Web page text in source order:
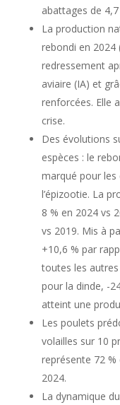
abattages de
La production
rebondi en 2024
redressement
aviaire (IA) et
renforcées. Elle
crise.
Des évolutions
espèces : le
marqué pour
l’épizootie. La
8 % en 2024 vs
vs 2019. Mis à
+10,6 % par
toutes les
pour la dinde, -
atteint une
Les poulets
volailles sur 10
représente 72 %
2024.
La dynamique